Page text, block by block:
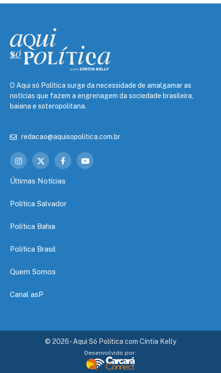
O Aqui só Política surge da necessidade de amalgamar as
notícias que fazem a engrenagem da sociedade brasileira,
baiana e soteropolitana.
redacao@aquisopolitica.com.br
Instagram
X
FacebookYouTube
Últimas Notícias
Política Salvador
Política Bahia
Política Brasil
Quem Somos
Canal asP
© 2026 - Aqui Só Política com Cíntia Kelly
Desenvolvido por: